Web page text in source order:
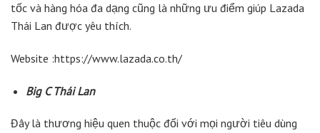
tốc và hàng hóa đa dạng cũng là những ưu điểm giúp Lazada
Thái Lan được yêu thích.
Website :https://www.lazada.co.th/
Big C Thái Lan
Đây là thương hiệu quen thuộc đối với mọi người tiêu dùng